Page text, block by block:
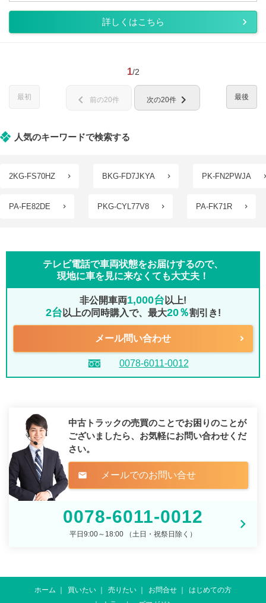
詳しくはこちら
1/2
最初 最後
chevron_left 前の20件 次の20件 chevron_right
人気のキーワードで検索する
2KG-FS70HZ BKG-FD7JKYA PK-FN2PWJA
PA-FE82DE PKG-CYL77V8 PA-FK71R
テレビ電話で車両状態をお届けするので、
現地に車を見に来なくても大丈夫！
非公開車両1,000台 以上!
2台 以上の同時購入で、最大20％割引き!
メール問い合わせ
0078-6011-0012
中古トラックの売買のことでお困りのことが
ございましたら、 お気軽にお問い合わせくだ
さい。
mail メールでのお問い合せ
0078-6011-0012
平日9:00～18:00 （土日・祝祭日除く）
ホーム 買いたい 売りたい お問合せ
はじめての方